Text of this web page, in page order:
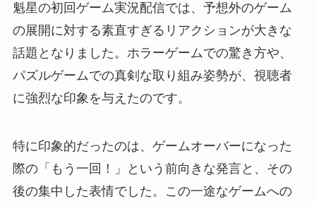
魁星の初回ゲーム実況配信では、予想外のゲーム
の展開に対する素直すぎるリアクションが大きな
話題となりました。ホラーゲームでの驚き方や、
パズルゲームでの真剣な取り組み姿勢が、視聴者
に強烈な印象を与えたのです。
特に印象的だったのは、ゲームオーバーになった
際の「もう一回！」という前向きな発言と、その
後の集中した表情でした。この一途なゲームへの